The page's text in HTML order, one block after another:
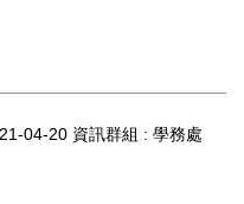
04-20 資訊群組 : 學務處